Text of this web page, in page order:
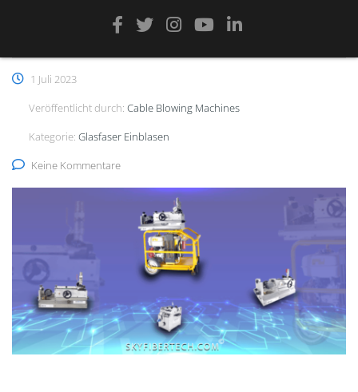
1 Juli 2023
Veröffentlicht durch: Cable Blowing Machines
Kategorie: Glasfaser Einblasen
Keine Kommentare